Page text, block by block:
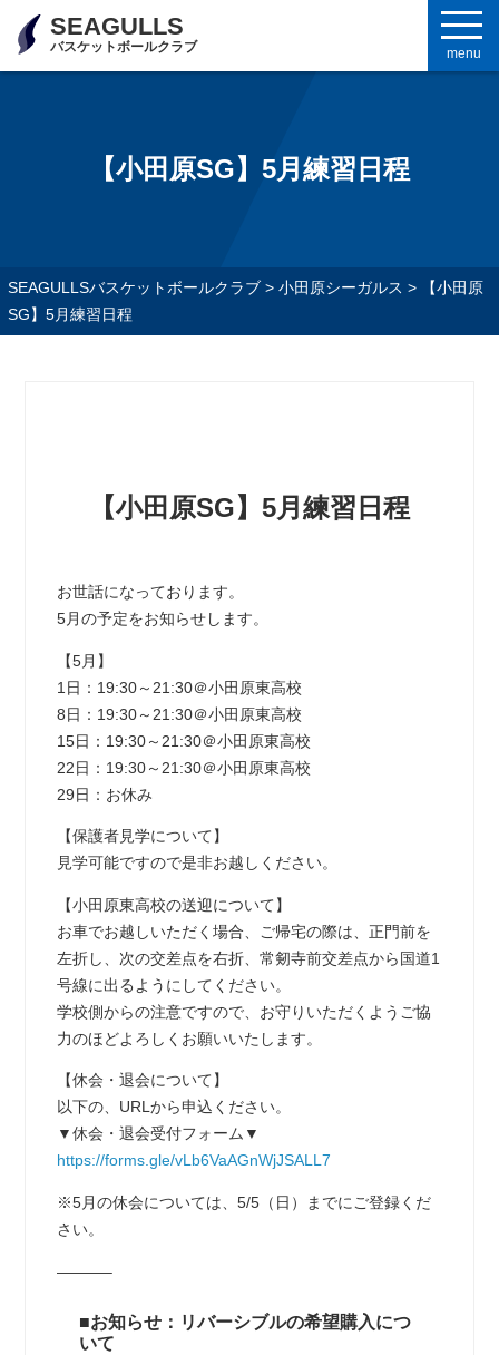
SEAGULLS
バスケットボールクラブ menu
【小田原SG】5月練習日程
SEAGULLSバスケットボールクラブ> 小田原シーガルス >
【小田原
SG】5月練習日程
【小田原SG】5月練習日程
お世話になっております。
5月の予定をお知らせします。
【5月】
1日：19:30～21:30＠小田原東高校
8日：19:30～21:30＠小田原東高校
15日：19:30～21:30＠小田原東高校
22日：19:30～21:30＠小田原東高校
29日：お休み
【保護者見学について】
見学可能ですので是非お越しください。
【小田原東高校の送迎について】
お車でお越しいただく場合、ご帰宅の際は、正門前を
左折し、次の交差点を右折、常剱寺前交差点から国道1
号線に出るようにしてください。
学校側からの注意ですので、お守りいただくようご協
力のほどよろしくお願いいたします。
【休会・退会について】
以下の、URLから申込ください。
▼休会・退会受付フォーム▼
https://forms.gle/vLb6VaAGnWjJSALL7
※5月の休会については、5/5（日）までにご登録くだ
さい。
———–
■お知らせ：リバーシブルの希望購入につ
いて